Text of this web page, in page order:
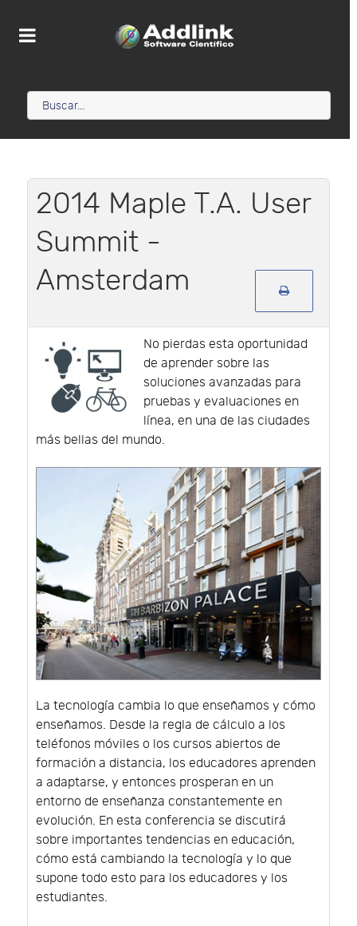
2014 Maple T.A. User
Summit -
Amsterdam
No pierdas esta oportunidad
de aprender sobre las
soluciones avanzadas para
pruebas y evaluaciones en
línea, en una de las ciudades
más bellas del mundo.
La tecnología cambia lo que enseñamos y cómo
enseñamos. Desde la regla de cálculo a los
teléfonos móviles o los cursos abiertos de
formación a distancia, los educadores aprenden
a adaptarse, y entonces prosperan en un
entorno de enseñanza constantemente en
evolución. En esta conferencia se discutirá
sobre importantes tendencias en educación,
cómo está cambiando la tecnología y lo que
supone todo esto para los educadores y los
estudiantes.